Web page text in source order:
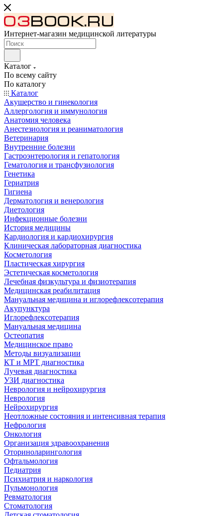
Интернет-магазин медицинской литературы
Каталог
По всему сайту
По каталогу
Каталог
Акушерство и гинекология
Аллергология и иммунология
Анатомия человека
Анестезиология и реаниматология
Ветеринария
Внутренние болезни
Гастроэнтерология и гепатология
Гематология и трансфузиология
Генетика
Гериатрия
Гигиена
Дерматология и венерология
Диетология
Инфекционные болезни
История медицины
Кардиология и кардиохирургия
Клиническая лабораторная диагностика
Косметология
Пластическая хирургия
Эстетическая косметология
Лечебная физкультура и физиотерапия
Медицинская реабилитация
Мануальная медицина и иглорефлексотерапия
Акупунктура
Иглорефлексотерапия
Мануальная медицина
Остеопатия
Медицинское право
Методы визуализации
КТ и МРТ диагностика
Лучевая диагностика
УЗИ диагностика
Неврология и нейрохирургия
Неврология
Нейрохирургия
Неотложные состояния и интенсивная терапия
Нефрология
Онкология
Организация здравоохранения
Оториноларингология
Офтальмология
Педиатрия
Психиатрия и наркология
Пульмонология
Ревматология
Стоматология